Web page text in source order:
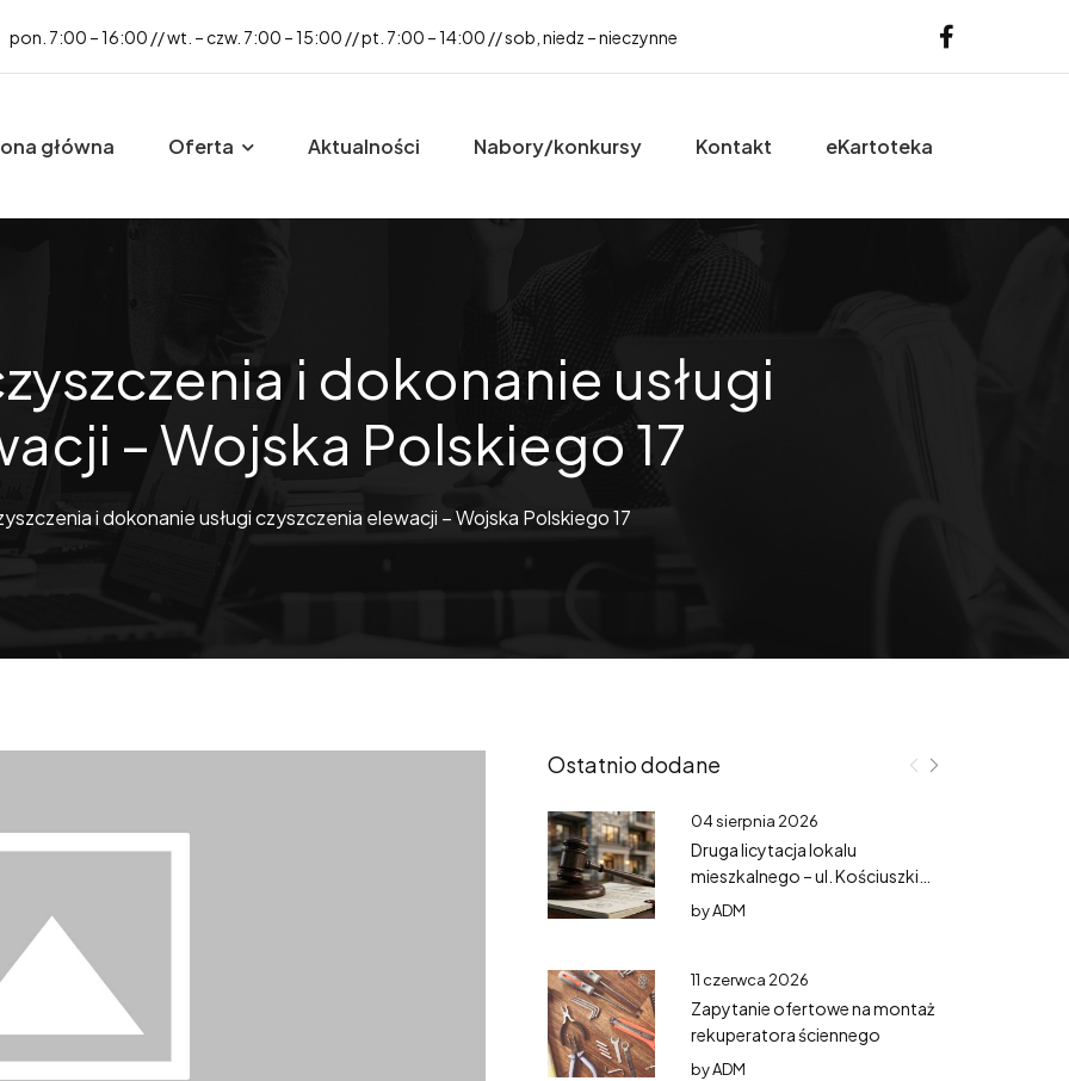
pon. 7:00 – 16:00 // wt. – czw. 7:00 – 15:00 // pt. 7:00 – 14:00 // sob, niedz – nieczynne
główna Oferta Aktualności Nabory/konkursy Kontakt eKartoteka
i dokonanie usługi
– Wojska Polskiego 17
i dokonanie usługi czyszczenia elewacji – Wojska Polskiego 17
Ostatnio dodane
04 sierpnia 2026
Druga licytacja lokalu
mieszkalnego – ul. Kościuszki
3/3
byADM
11 czerwca 2026
Zapytanie ofertowe na montaż
rekuperatora ściennego
byADM